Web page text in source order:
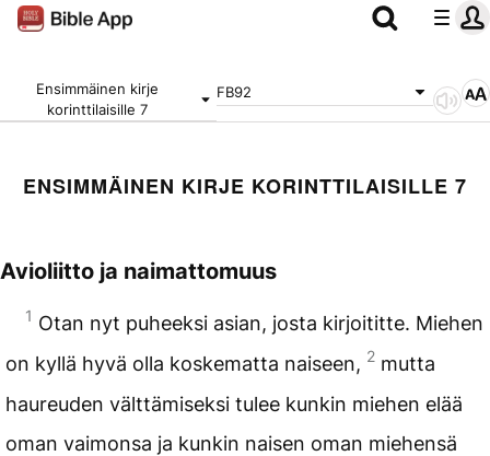
Ensimmäinen kirje
korinttilaisille 7
FB92
ENSIMMÄINEN KIRJE KORINTTILAISILLE 7
Avioliitto ja naimattomuus
1 Otan nyt puheeksi asian, josta kirjoititte. Miehen
on kyllä hyvä olla koskematta naiseen, 2 mutta
haureuden välttämiseksi tulee kunkin miehen elää
oman vaimonsa ja kunkin naisen oman miehensä